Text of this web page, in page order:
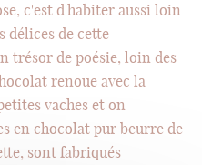
c'est d'habiter aussi loin
délices de cette
trésor de poésie, loin des
renoue avec la
vaches et on
en chocolat pur beurre de
sont fabriqués